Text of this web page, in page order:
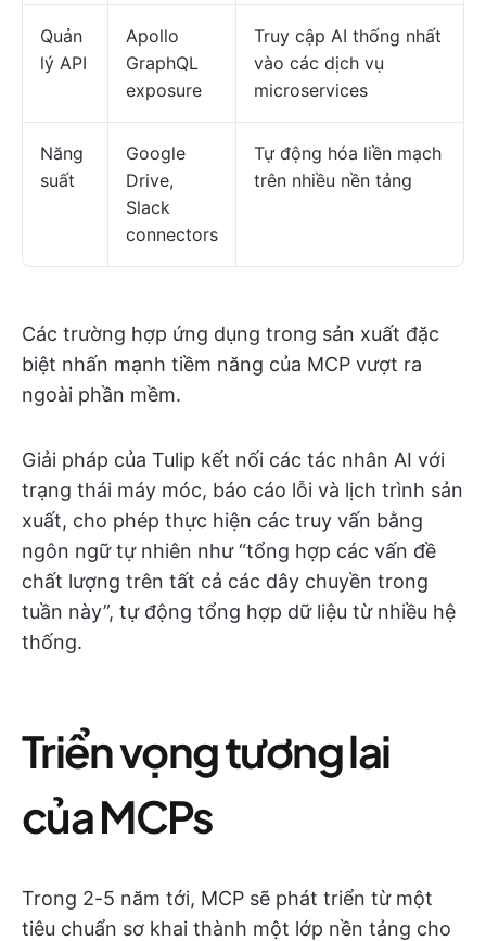
Quản
lý API
Apollo
GraphQL
exposure
Truy cập AI thống nhất
vào các dịch vụ
microservices
Năng
suất
Google
Drive,
Slack
connectors
Tự động hóa liền mạch
trên nhiều nền tảng
Các trường hợp ứng dụng trong sản xuất đặc
biệt nhấn mạnh tiềm năng của MCP vượt ra
ngoài phần mềm.
Giải pháp của Tulip kết nối các tác nhân AI với
trạng thái máy móc, báo cáo lỗi và lịch trình sản
xuất, cho phép thực hiện các truy vấn bằng
ngôn ngữ tự nhiên như “tổng hợp các vấn đề
chất lượng trên tất cả các dây chuyền trong
tuần này”, tự động tổng hợp dữ liệu từ nhiều hệ
thống.
Triển vọng tương lai
của MCPs
Trong 2-5 năm tới, MCP sẽ phát triển từ một
tiêu chuẩn sơ khai thành một lớp nền tảng cho